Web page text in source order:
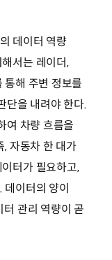
데이터 역량
서는 레이더,
통해 주변 정보를
단을 내려야 한다.
여 차량 흐름을
, 자동차 한 대가
터가 필요하고,
이터의 양이
관리 역량이 곧